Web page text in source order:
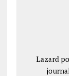
Lazard